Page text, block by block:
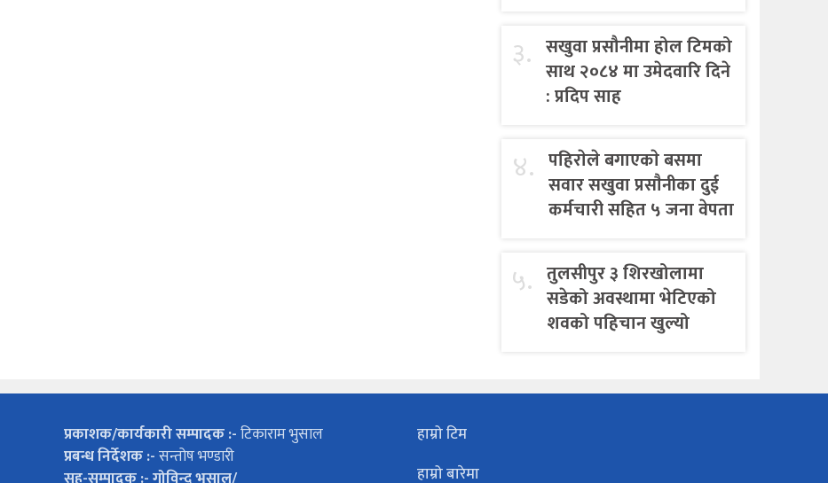
३. सखुवा प्रसौनीमा होल टिमको
साथ २०८४ मा उमेदवारि दिने
: प्रदिप साह
४. पहिराेले बगाएकाे बसमा
सवार सखुवा प्रसाैनीका दुई
कर्मचारी सहित ५ जना वेपता
५. तुलसीपुर ३ शिरखोलामा
सडेको अवस्थामा भेटिएको
शवको पहिचान खुल्यो
प्रकाशक/कार्यकारी सम्पादक :-टिकाराम भुसाल
प्रबन्ध निर्देशक :-सन्तोष भण्डारी
हाम्रो टिम
हाम्रो बारेमा